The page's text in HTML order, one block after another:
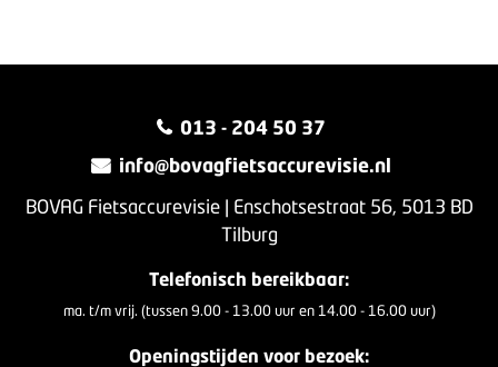
013 - 204 50 37
info@bovagfietsaccurevisie.nl
BOVAG Fietsaccurevisie | Enschotsestraat 56, 5013 BD
Tilburg
Telefonisch bereikbaar:
ma. t/m vrij. (tussen 9.00 - 13.00 uur en 14.00 - 16.00 uur)
Openingstijden voor bezoek: